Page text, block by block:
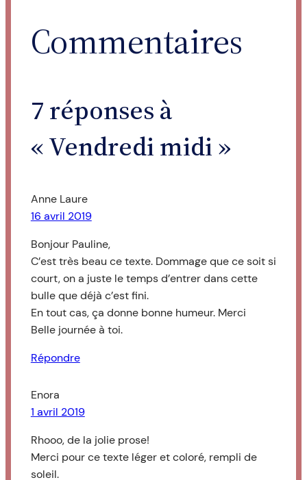
Commentaires
7 réponses à
« Vendredi midi »
Anne Laure
16 avril 2019
Bonjour Pauline,
C’est très beau ce texte. Dommage que ce soit si
court, on a juste le temps d’entrer dans cette
bulle que déjà c’est fini.
En tout cas, ça donne bonne humeur. Merci
Belle journée à toi.
Répondre
Enora
1 avril 2019
Rhooo, de la jolie prose!
Merci pour ce texte léger et coloré, rempli de
soleil.